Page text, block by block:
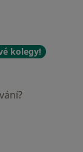
kolegy!